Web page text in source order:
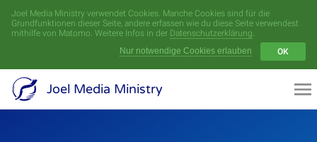
Joel Media Ministry verwendet Cookies. Manche Cookies sind für die
Grundfunktionen dieser Seite, andere erfassen wie du diese Seite verwendest
mithilfe von Matomo. Weitere Infos in der Datenschutzerklärung.
Nur notwendige Cookies erlauben
OK
Joel Media Ministry
Menü
Videoarchiv